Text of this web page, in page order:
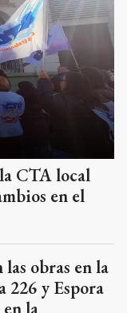
CTA local
en el
obras en la
226 y Espora